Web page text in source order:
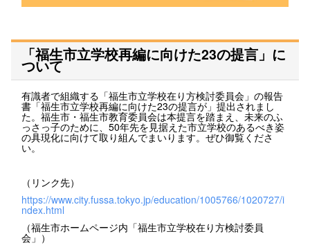
「福生市立学校再編に向けた23の提言」に
ついて
有識者で組織する「福生市立学校在り方検討委員会」の報告
書「福生市立学校再編に向けた23の提言が」提出されまし
た。福生市・福生市教育委員会は本提言を踏まえ、未来のふ
っさっ子のために、50年先を見据えた市立学校のあるべき姿
の具現化に向けて取り組んでまいります。ぜひ御覧くださ
い。
（リンク先）
https://www.city.fussa.tokyo.jp/education/1005766/1020727/i
ndex.html
（福生市ホームページ内「福生市立学校在り方検討委員
会」）